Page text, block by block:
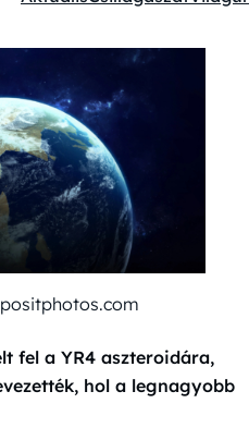
Kategóriák:
fel a YR4 aszteroidára,
hol a legnagyobb